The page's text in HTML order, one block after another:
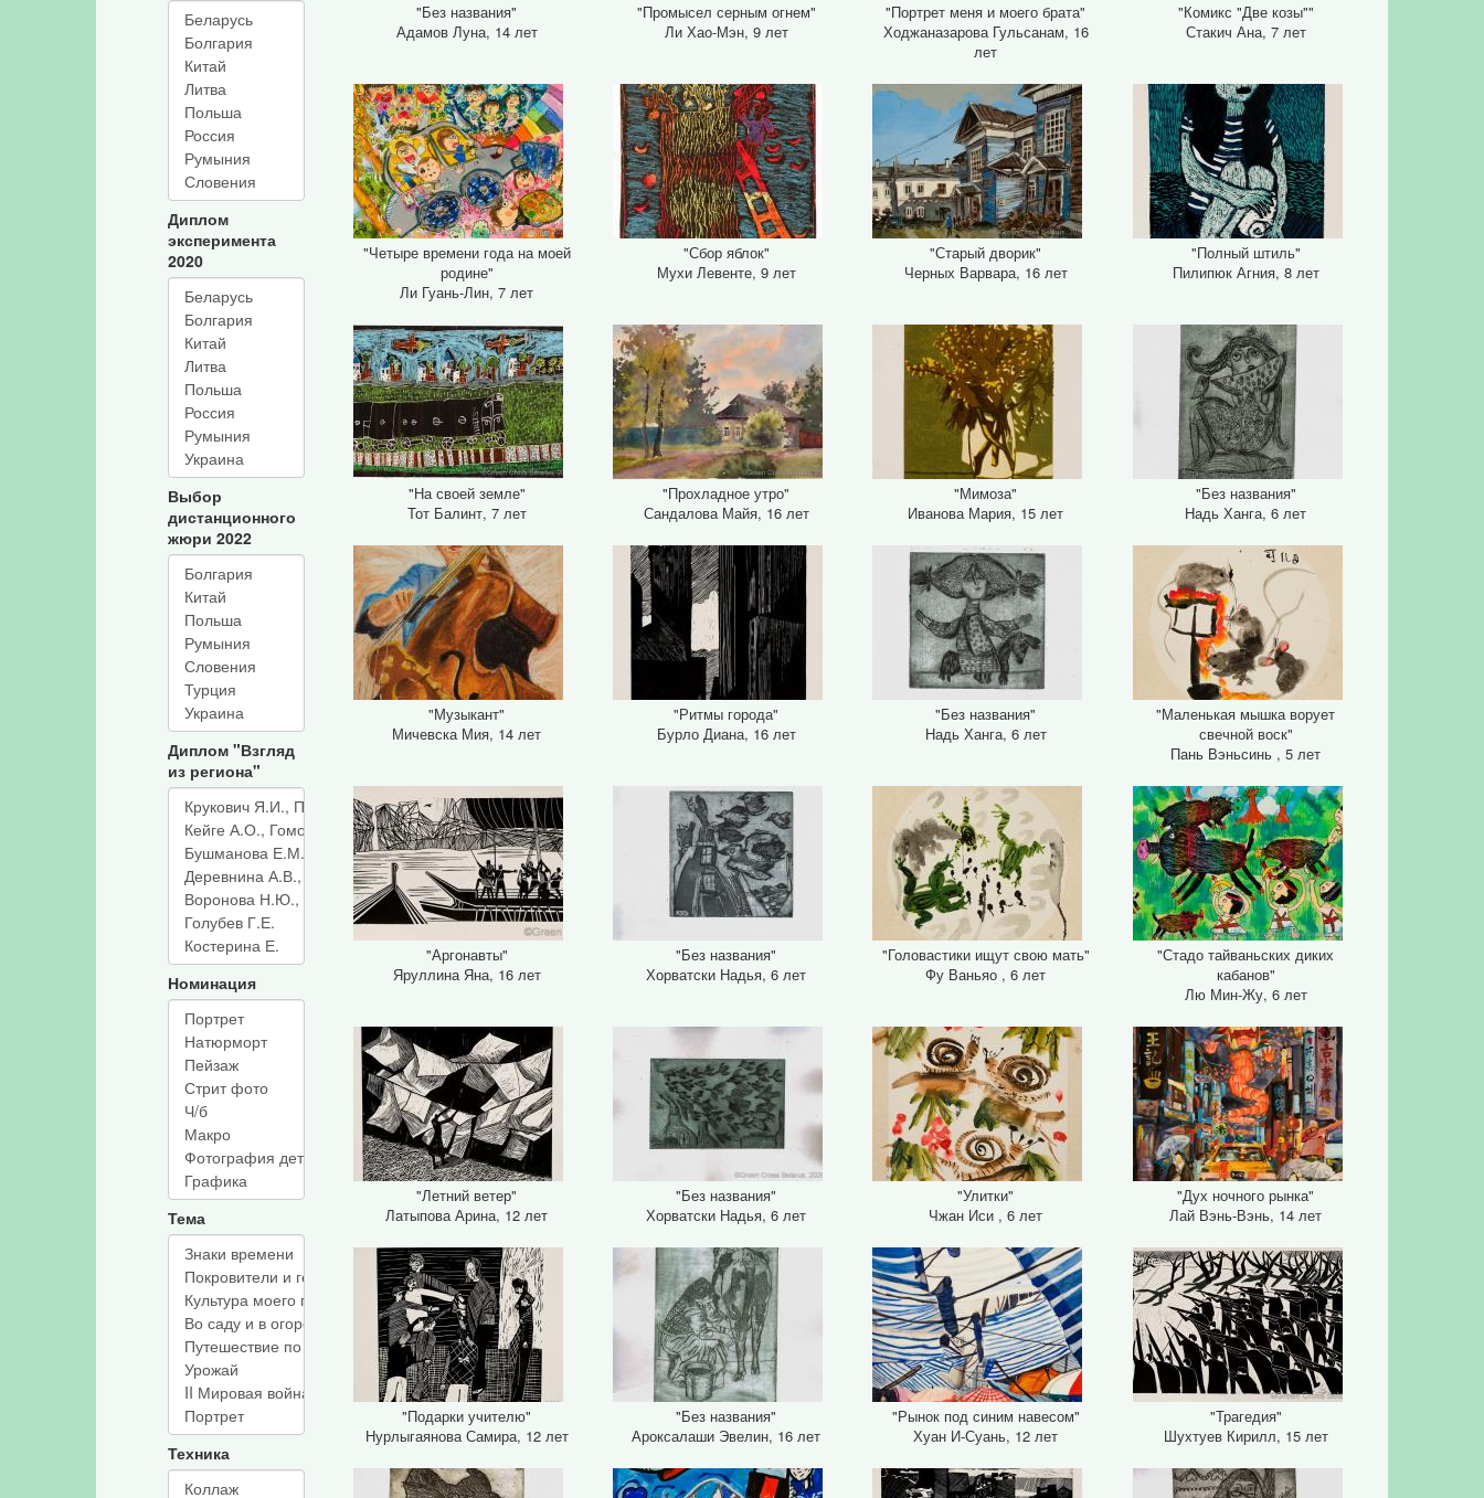
Диплом
эксперимента
2020
Выбор
дистанционного
жюри 2022
Диплом "Взгляд
из региона"
Номинация
Тема
Техника
"Без названия"
Адамов Луна, 14 лет
"Промысел серным огнем"
Ли Хао-Мэн, 9 лет
"Портрет меня и моего брата"
Ходжаназарова Гульсанам, 16
лет
"Комикс "Две козы""
Стакич Ана, 7 лет
"Четыре времени года на моей
родине"
Ли Гуань-Лин, 7 лет
"Сбор яблок"
Мухи Левенте, 9 лет
"Старый дворик"
Черных Варвара, 16 лет
"Полный штиль"
Пилипюк Агния, 8 лет
"На своей земле"
Тот Балинт, 7 лет
"Прохладное утро"
Сандалова Майя, 16 лет
"Мимоза"
Иванова Мария, 15 лет
"Без названия"
Надь Ханга, 6 лет
"Музыкант"
Мичевска Мия, 14 лет
"Ритмы города"
Бурло Диана, 16 лет
"Без названия"
Надь Ханга, 6 лет
"Маленькая мышка ворует
свечной воск"
Пань Вэньсинь , 5 лет
"Аргонавты"
Яруллина Яна, 16 лет
"Без названия"
Хорватски Надья, 6 лет
"Головастики ищут свою мать"
Фу Ваньяо , 6 лет
"Стадо тайваньских диких
кабанов"
Лю Мин-Жу, 6 лет
"Летний ветер"
Латыпова Арина, 12 лет
"Без названия"
Хорватски Надья, 6 лет
"Улитки"
Чжан Иси , 6 лет
"Дух ночного рынка"
Лай Вэнь-Вэнь, 14 лет
"Подарки учителю"
Нурлыгаянова Самира, 12 лет
"Без названия"
Ароксалаши Эвелин, 16 лет
"Рынок под синим навесом"
Хуан И-Суань, 12 лет
"Трагедия"
Шухтуев Кирилл, 15 лет